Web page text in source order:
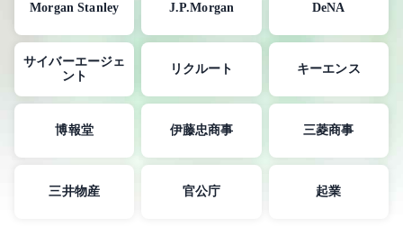
Morgan Stanley J.P.Morgan DeNA
サイバーエージェ
ント
リクルート キーエンス
博報堂 伊藤忠商事 三菱商事
三井物産 官公庁 起業